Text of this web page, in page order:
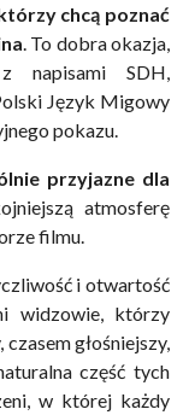
chcą poznać
. To dobra okazja,
napisami SDH,
Język Migowy
pokazu.
przyjazne dla
atmosferę
filmu.
i otwartość
widzowie, którzy
głośniejszy,
część tych
w której każdy